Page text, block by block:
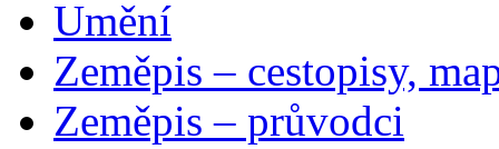
Umění
Zeměpis – cestopisy,
Zeměpis – průvodci